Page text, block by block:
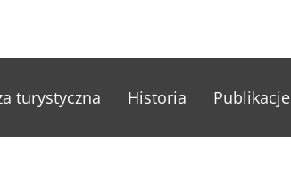
turystyczna Historia Publikacje